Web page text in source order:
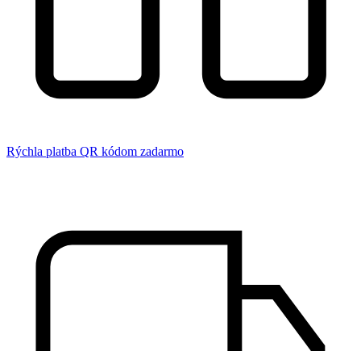
Rýchla platba QR kódom zadarmo